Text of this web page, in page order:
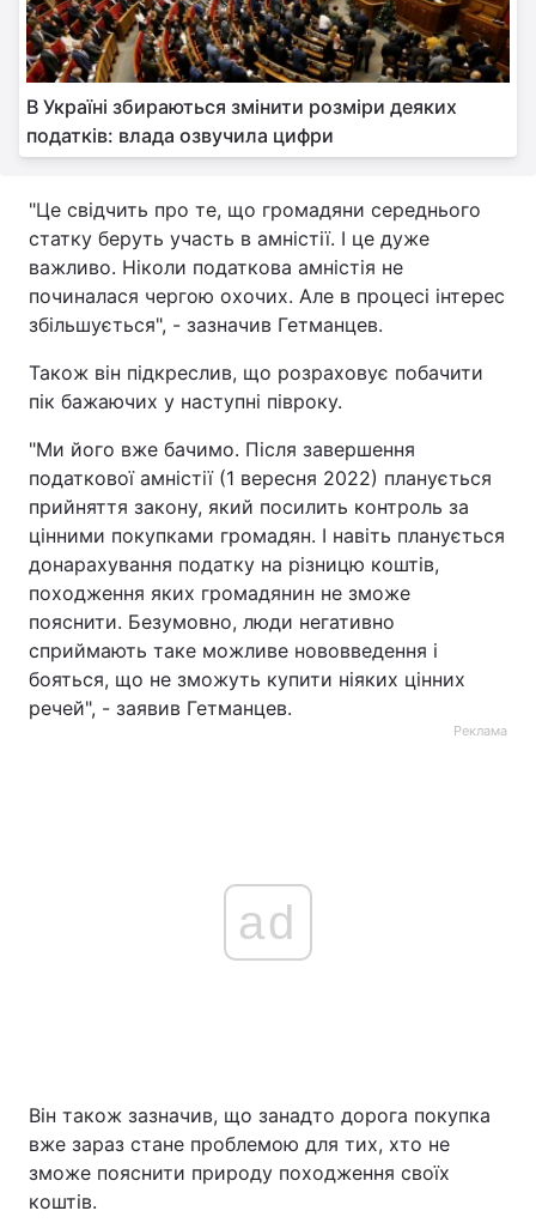
Тема оформлення
В Україні збираються змінити розміри деяких
податків: влада озвучила цифри
"Це свідчить про те, що громадяни середнього
статку беруть участь в амністії. І це дуже
важливо. Ніколи податкова амністія не
починалася чергою охочих. Але в процесі інтерес
збільшується", - зазначив Гетманцев.
Також він підкреслив, що розраховує побачити
пік бажаючих у наступні півроку.
"Ми його вже бачимо. Після завершення
податкової амністії (1 вересня 2022) планується
прийняття закону, який посилить контроль за
цінними покупками громадян. І навіть планується
донарахування податку на різницю коштів,
походження яких громадянин не зможе
пояснити. Безумовно, люди негативно
сприймають таке можливе нововведення і
бояться, що не зможуть купити ніяких цінних
речей", - заявив Гетманцев.
Реклама
ad
Він також зазначив, що занадто дорога покупка
вже зараз стане проблемою для тих, хто не
зможе пояснити природу походження своїх
коштів.